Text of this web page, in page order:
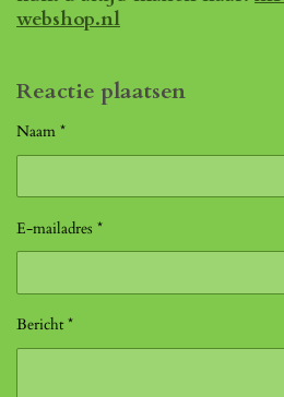
webshop.nl
Reactie plaatsen
Naam *
E-mailadres *
Bericht *